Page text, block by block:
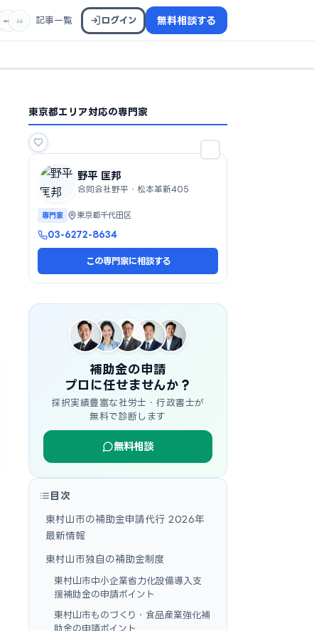
記事一覧 ログイン 無料相談する
東京都エリア対応の専門家
野平 匡邦
合同会社野平・松本革新405
専門家 東京都千代田区
03-6272-8634
この専門家に相談する
補助金の申請
プロに任せませんか？
採択実績豊富な社労士・行政書士が
無料で診断します
無料相談
目次
東村山市の補助金申請代行 2026年
最新情報
東村山市独自の補助金制度
東村山市中小企業省力化設備導入支
援補助金の申請ポイント
東村山市ものづくり・食品産業強化補
助金の申請ポイント